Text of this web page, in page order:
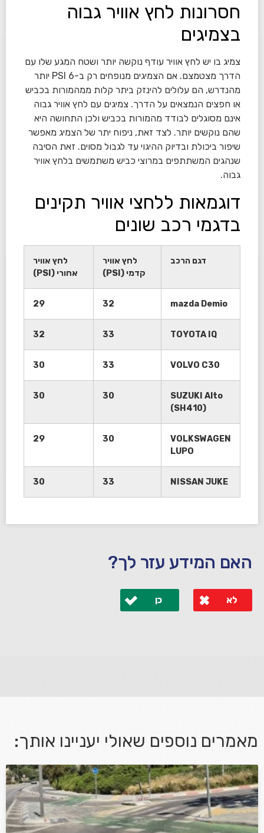
חסרונות לחץ אוויר גבוה
בצמיגים
צמיג בו יש לחץ אוויר עודף נוקשה יותר ושטח המגע שלו עם
הדרך מצטמצם. אם הצמיגים מנופחים רק ב-6 PSI יותר
מהנדרש, הם עלולים להינזק ביתר קלות ממהמורות בכביש
או חפצים הנמצאים על הדרך. צמיגים עם לחץ אוויר גבוה
אינם מסוגלים לבודד מהמורות בכביש ולכן התחושה היא
שהם נוקשים יותר. לצד זאת, ניפוח יתר של הצמיג מאפשר
שיפור ביכולת ובדיוק ההיגוי עד לגבול מסוים. זאת הסיבה
שנהגים המשתתפים במרוצי כביש משתמשים בלחץ אוויר
גבוה.
דוגמאות ללחצי אוויר תקינים
בדגמי רכב שונים
דגם הרכב
לחץ אוויר
קדמי (PSI)
לחץ אוויר
אחורי (PSI)
mazda Demio
32
29
TOYOTA IQ
33
32
VOLVO C30
33
30
SUZUKI Alto
(SH410)
30
30
VOLKSWAGEN
LUPO
30
29
NISSAN JUKE
33
30
האם המידע עזר לך?
לא כן
אני מאשר/ת קבלת דיוור במייל ושימוש בפרטים בהתאם
למדיניות הפרטיות
מאמרים נוספים שאולי יעניינו אותך: